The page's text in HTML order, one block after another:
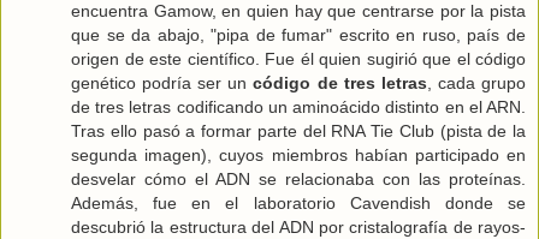
encuentra Gamow, en quien hay que centrarse por la pista
que se da abajo, "pipa de fumar" escrito en ruso, país de
origen de este científico. Fue él quien sugirió que el código
genético podría ser uncódigo de tres letras , cada grupo
de tres letras codificando un aminoácido distinto en el ARN.
Tras ello pasó a formar parte del RNA Tie Club (pista de la
segunda imagen), cuyos miembros habían participado en
desvelar cómo el ADN se relacionaba con las proteínas.
Además, fue en el laboratorio Cavendish donde se
descubrió la estructura del ADN por cristalografía de rayos-